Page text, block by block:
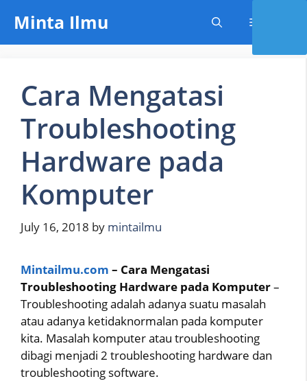
content
Minta Ilmu
Cara Mengatasi
Troubleshooting
Hardware pada
Komputer
July 16, 2018 by mintailmu
Mintailmu.com – Cara Mengatasi
Troubleshooting Hardware pada Komputer–
Troubleshooting adalah adanya suatu masalah
atau adanya ketidaknormalan pada komputer
kita. Masalah komputer atau troubleshooting
dibagi menjadi 2 troubleshooting hardware dan
troubleshooting software.